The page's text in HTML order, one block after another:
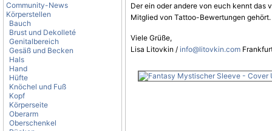
Community-News
Körperstellen
Bauch
Brust und Dekolleté
Genitalbereich
Gesäß und Becken
Hals
Hand
Hüfte
Knöchel und Fuß
Kopf
Körperseite
Oberarm
Oberschenkel
Der ein oder andere von euch kennt das
Mitglied von Tattoo-Bewertungen gehört.
Viele Grüße,
Lisa Litovkin / info@litovkin.com